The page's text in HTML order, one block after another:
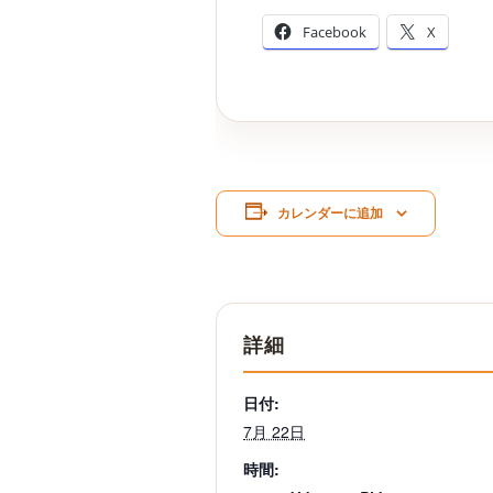
Facebook X
カレンダーに追加
詳細
日付:
7月 22日
時間: